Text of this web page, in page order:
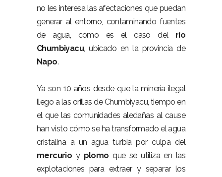
no les interesa las afectaciones que puedan
generar al entorno, contaminando fuentes
de agua, como es el caso del río
Chumbiyacu, ubicado en la provincia de
Napo.
Ya son 10 años desde que la minería ilegal
llego a las orillas de Chumbiyacu, tiempo en
el que las comunidades aledañas al cause
han visto cómo se ha transformado el agua
cristalina a un agua turbia por culpa del
mercurio y plomo que se utiliza en las
explotaciones para extraer y separar los